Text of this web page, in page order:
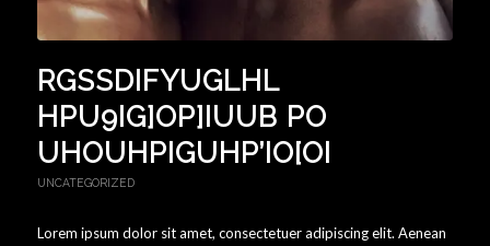
RGSSDIFYUGLHL
HPU9IG]OP]IUUB PO
UHOUHPIGUHP’IO[OI
UNCATEGORIZED
Lorem ipsum dolor sit amet, consectetuer adipiscing elit. Aenean